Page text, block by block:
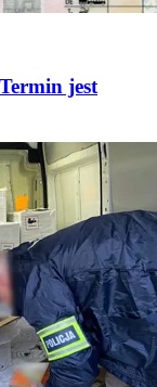
jest